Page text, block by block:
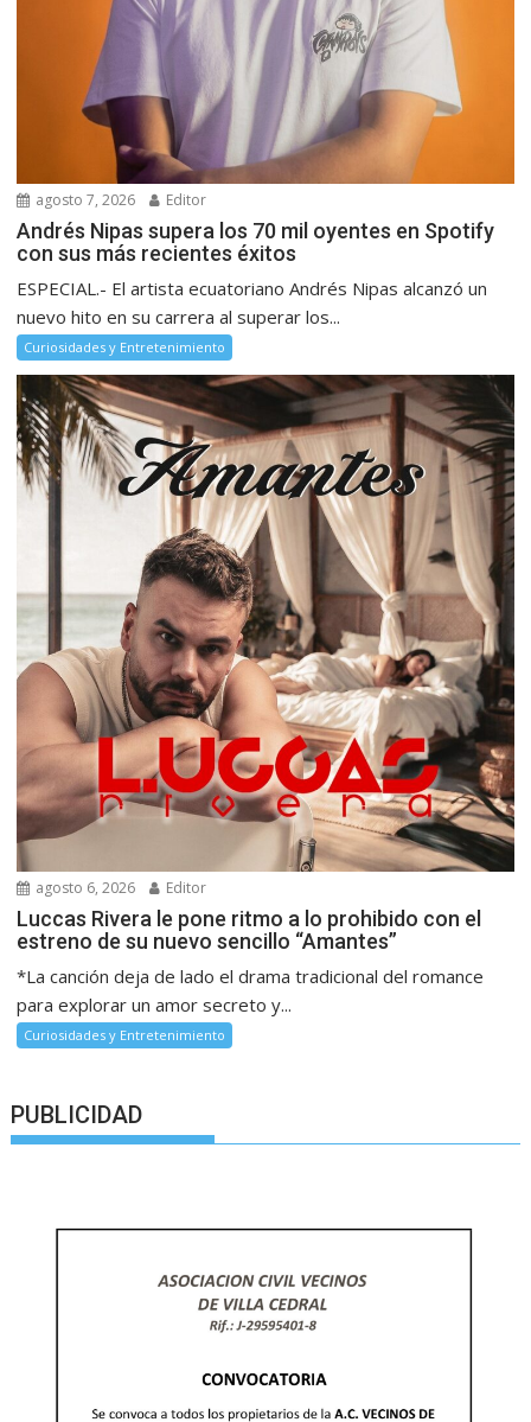
agosto 7, 2026 Editor
Andrés Nipas supera los 70 mil oyentes en Spotify
con sus más recientes éxitos
ESPECIAL.- El artista ecuatoriano Andrés Nipas alcanzó un
nuevo hito en su carrera al superar los...
Curiosidades y Entretenimiento
agosto 6, 2026 Editor
Luccas Rivera le pone ritmo a lo prohibido con el
estreno de su nuevo sencillo “Amantes”
*La canción deja de lado el drama tradicional del romance
para explorar un amor secreto y...
Curiosidades y Entretenimiento
PUBLICIDAD